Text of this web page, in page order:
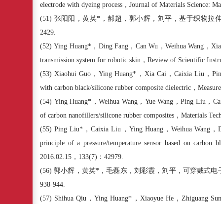
electrode with dyeing process ， Journal of Materials Science:
(51) 张阳阳，黄英* ，郝超，郭小辉，刘平，基于织物拉
2429.
(52)Ying Huang*， Ding Fang ， Can Wu ，Weihua Wang ，
transmission system for robotic skin ， Review of Scientific
(53) Xiaohui Guo ，Ying Huang* ， Xia Cai ， Caixia Liu ，
with carbon black/silicone rubber composite dielectric ，
(54) Ying Huang* ，Weihua Wang， Yue Wang ，Ping Liu ，
of carbon nanofillers/silicone rubber composites ， Materials
(55)Ping Liu* ，Caixia Liu ， Ying Huang， Weihua Wang，
principle of a pressure/temperature sensor based on carbon
2016.02.15 ， 133(7) ： 42979.
(56)郭小辉，黄英*，毛磊东，刘彩霞，刘平，可穿戴式
938-944.
(57) Shihua Qiu ，Ying Huang* ， Xiaoyue He， Zhiguang Sun